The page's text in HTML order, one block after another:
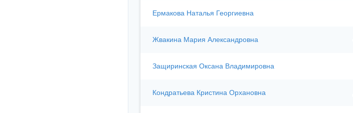
Ермакова Наталья Георгиевна
Жвакина Мария Александровна
Защиринская Оксана Владимировна
Кондратьева Кристина Орхановна